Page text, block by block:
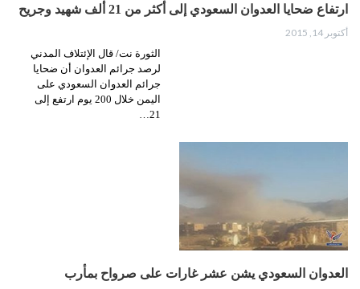
ارتفاع ضحايا العدوان السعودي إلى أكثر من 21 ألف شهيد وجريح
أكتوبر 14, 2015
الثورة نت/ قال الإئتلاف المدني
لرصد جرائم العدوان أن ضحايا
جرائم العدوان السعودي على
اليمن خلال 200 يوم ارتفع إلى
21…
العدوان السعودي يشن عشر غارات على صرواح بمأرب